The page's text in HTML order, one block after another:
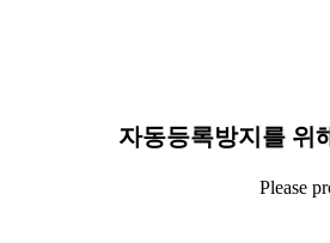
자동등록방지를 위
Please